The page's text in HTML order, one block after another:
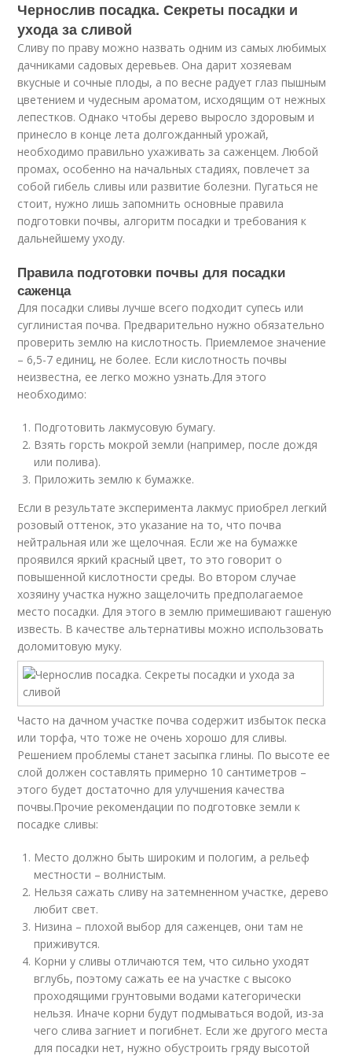
Чернослив посадка. Секреты посадки и
ухода за сливой
Сливу по праву можно назвать одним из самых любимых
дачниками садовых деревьев. Она дарит хозяевам
вкусные и сочные плоды, а по весне радует глаз пышным
цветением и чудесным ароматом, исходящим от нежных
лепестков. Однако чтобы дерево выросло здоровым и
принесло в конце лета долгожданный урожай,
необходимо правильно ухаживать за саженцем. Любой
промах, особенно на начальных стадиях, повлечет за
собой гибель сливы или развитие болезни. Пугаться не
стоит, нужно лишь запомнить основные правила
подготовки почвы, алгоритм посадки и требования к
дальнейшему уходу.
Правила подготовки почвы для посадки
саженца
Для посадки сливы лучше всего подходит супесь или
суглинистая почва. Предварительно нужно обязательно
проверить землю на кислотность. Приемлемое значение
– 6,5-7 единиц, не более. Если кислотность почвы
неизвестна, ее легко можно узнать.Для этого
необходимо:
Подготовить лакмусовую бумагу.
Взять горсть мокрой земли (например, после дождя
или полива).
Приложить землю к бумажке.
Если в результате эксперимента лакмус приобрел легкий
розовый оттенок, это указание на то, что почва
нейтральная или же щелочная. Если же на бумажке
проявился яркий красный цвет, то это говорит о
повышенной кислотности среды. Во втором случае
хозяину участка нужно защелочить предполагаемое
место посадки. Для этого в землю примешивают гашеную
известь. В качестве альтернативы можно использовать
доломитовую муку.
Часто на дачном участке почва содержит избыток песка
или торфа, что тоже не очень хорошо для сливы.
Решением проблемы станет засыпка глины. По высоте ее
слой должен составлять примерно 10 сантиметров –
этого будет достаточно для улучшения качества
почвы.Прочие рекомендации по подготовке земли к
посадке сливы:
Место должно быть широким и пологим, а рельеф
местности – волнистым.
Нельзя сажать сливу на затемненном участке, дерево
любит свет.
Низина – плохой выбор для саженцев, они там не
приживутся.
Корни у сливы отличаются тем, что сильно уходят
вглубь, поэтому сажать ее на участке с высоко
проходящими грунтовыми водами категорически
нельзя. Иначе корни будут подмываться водой, из-за
чего слива загниет и погибнет. Если же другого места
для посадки нет, нужно обустроить гряду высотой